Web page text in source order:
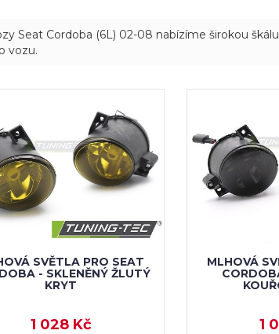
Seat Cordoba (6L) 02-08 nabízíme širokou
vozu.
SVĚTLA PRO SEAT
- SKLENĚNÝ ŽLUTÝ
KRYT
1 028 Kč
MLHOVÁ
1